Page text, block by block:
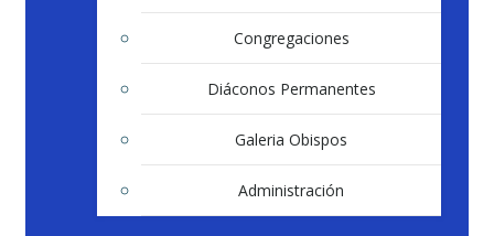
Congregaciones
Diáconos Permanentes
Galeria Obispos
Administración